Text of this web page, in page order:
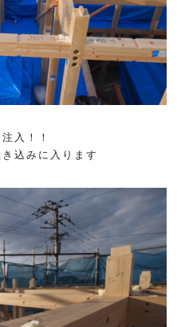
入！！
込みに入ります